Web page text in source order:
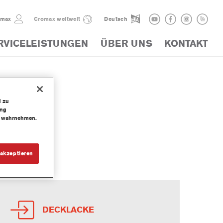
Cromax weltweit Deutsch
ÜBER UNS KONTAKT
DECKLACKE
zu